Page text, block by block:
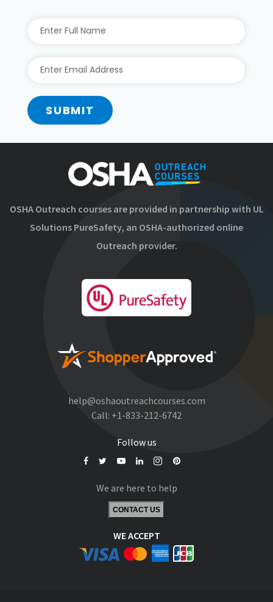
SUBMIT
OSHA Outreach courses are provided in partnership with UL
Solutions PureSafety, an OSHA-authorized online
Outreach provider.
help@oshaoutreachcourses.com
Call: +1-833-212-6742
Follow us
We are here to help
CONTACT US
WE ACCEPT